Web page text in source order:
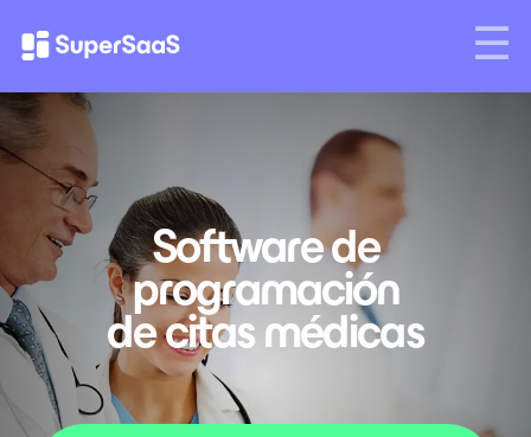
Software de
programación
de citas médicas